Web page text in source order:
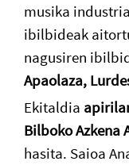
musika
ibilbideak
nagusiren
Apaolaza,
Ekitaldia
Bilboko Azkena
hasita. Saioa